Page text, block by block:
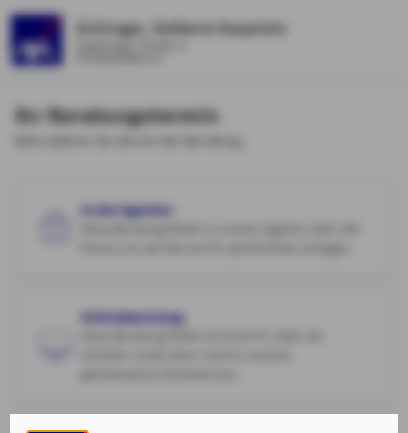
Eichinger, Stefanie Hauptsitz
Ihr Beratungstermin
In der Agentur
Onlineberatung